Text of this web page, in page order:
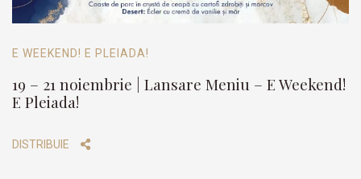
E WEEKEND! E PLEIADA!
19 – 21 noiembrie | Lansare Meniu – E Weekend!
E Pleiada!
DISTRIBUIE